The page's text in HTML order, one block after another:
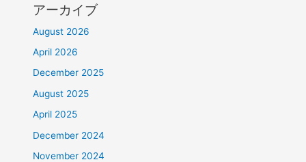
アーカイブ
August 2026
April 2026
December 2025
August 2025
April 2025
December 2024
November 2024